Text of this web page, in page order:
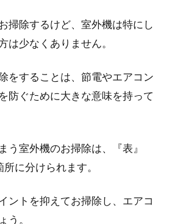
掃除するけど、室外機は特にし
は少なくありません。
をすることは、節電やエアコン
防ぐために大きな意味を持って
う室外機のお掃除は、『表』
に分けられます。
ントを抑えてお掃除し、エアコ
う。